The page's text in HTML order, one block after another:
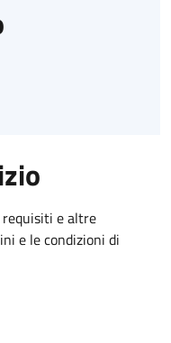
requisiti e altre
e le condizioni di